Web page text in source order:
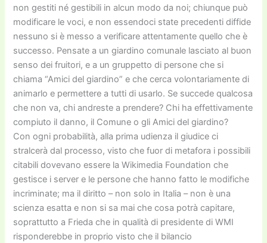
non gestiti né gestibili in alcun modo da noi; chiunque può
modificare le voci, e non essendoci state precedenti diffide
nessuno si è messo a verificare attentamente quello che è
successo. Pensate a un giardino comunale lasciato al buon
senso dei fruitori, e a un gruppetto di persone che si
chiama “Amici del giardino” e che cerca volontariamente di
animarlo e permettere a tutti di usarlo. Se succede qualcosa
che non va, chi andreste a prendere? Chi ha effettivamente
compiuto il danno, il Comune o gli Amici del giardino?
Con ogni probabilità, alla prima udienza il giudice ci
stralcerà dal processo, visto che fuor di metafora i possibili
citabili dovevano essere la Wikimedia Foundation che
gestisce i server e le persone che hanno fatto le modifiche
incriminate; ma il diritto – non solo in Italia – non è una
scienza esatta e non si sa mai che cosa potrà capitare,
soprattutto a Frieda che in qualità di presidente di WMI
risponderebbe in proprio visto che il bilancio